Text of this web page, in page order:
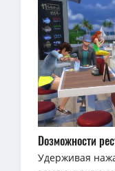
Dозможности
Удерживая